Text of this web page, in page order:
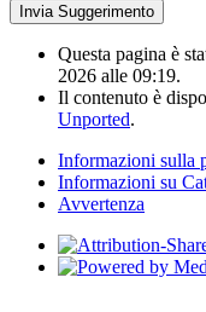
Questa pagina è
2026 alle 09:19.
Il contenuto è
Unported.
Informazioni sulla
Informazioni su
Avvertenza